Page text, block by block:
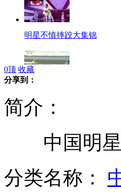
明星不慎摔跤大集锦
菲新地图两周内"出炉" 初
0顶 收藏
分享到：
简介：
中国明星
分类名称：